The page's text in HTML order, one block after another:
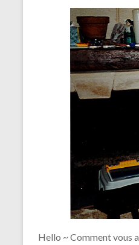
Hello ~ Comment vous